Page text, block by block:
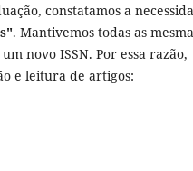
constatamos a
. Mantivemos todas as
novo ISSN. Por essa razão,
e leitura de artigos: